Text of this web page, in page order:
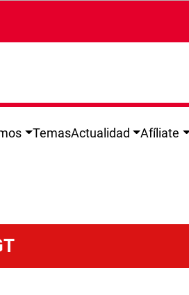
TemasActualidad Afíliate